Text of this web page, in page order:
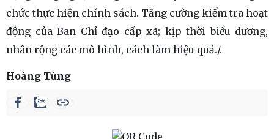
chức thực hiện chính sách. Tăng cường kiểm tra hoạt
động của Ban Chỉ đạo cấp xã; kịp thời biểu dương,
nhân rộng các mô hình, cách làm hiệu quả./.
Hoàng Tùng